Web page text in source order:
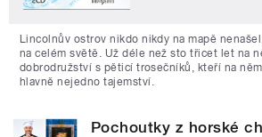
Lincolnův ostrov nikdo nikdy na mapě
na celém světě. Už déle než sto třicet let na
dobrodružství s pěticí trosečníků, kteří na
hlavně nejedno tajemství.
Pochoutky z horské